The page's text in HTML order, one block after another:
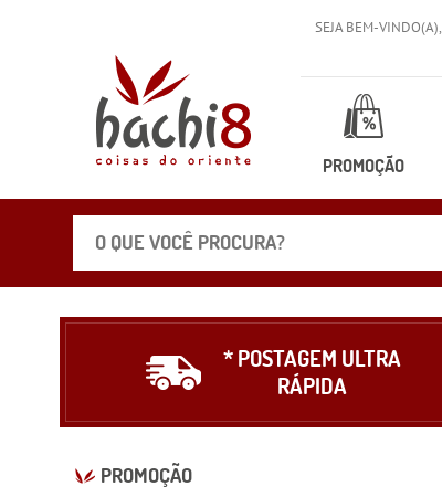
SEJA BEM-VINDO(A),
PROMOÇÃO
* POSTAGEM ULTRA
RÁPIDA
PROMOÇÃO